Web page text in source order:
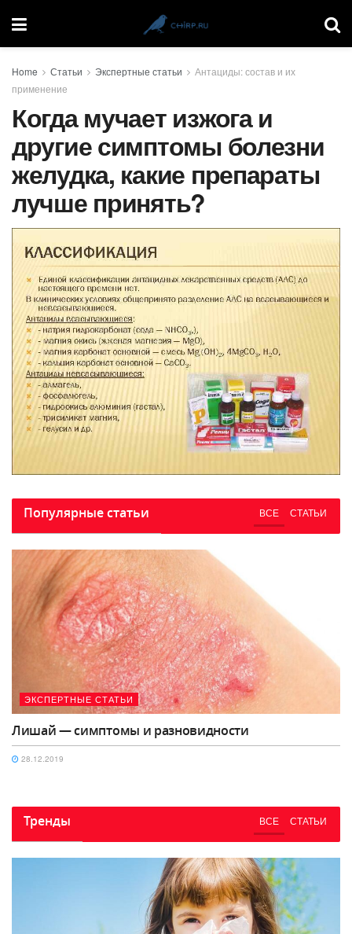
Home Статьи Экспертные статьи
Антациды: состав и их
применение
Когда мучает изжога и
другие симптомы болезни
желудка, какие препараты
лучше принять?
Популярные статьи ВСЕ СТАТЬИ
ЭКСПЕРТНЫЕ СТАТЬИ
Лишай — симптомы и разновидности
28.12.2019
Тренды ВСЕ СТАТЬИ